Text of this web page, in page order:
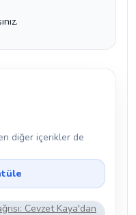
diğer içerikler de